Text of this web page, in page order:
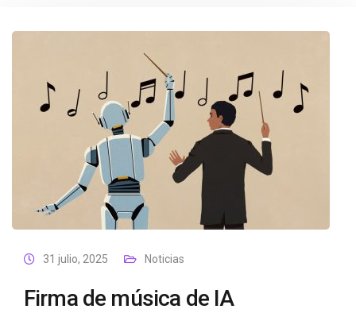
31 julio, 2025 Noticias
Firma de música de IA